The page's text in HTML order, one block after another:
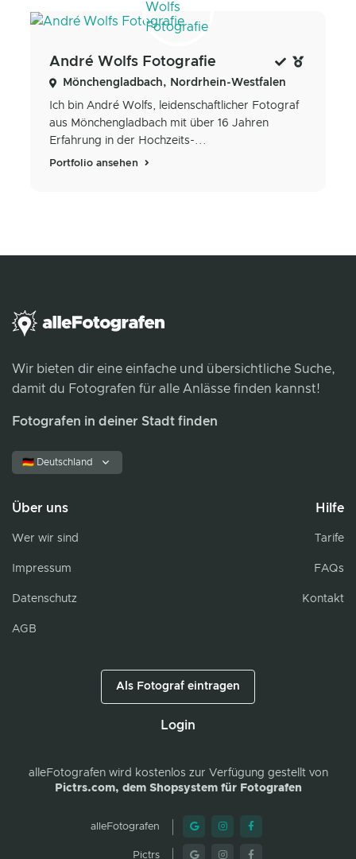
André Wolfs Fotografie
Mönchengladbach, Nordrhein-Westfalen
Ich bin André Wolfs, leidenschaftlicher Fotograf
aus Mönchengladbach mit über 16 Jahren
Erfahrung in der Hochzeits-...
Portfolio ansehen
Wir bieten dir eine einfache und übersichtliche Suche,
damit du Fotografen für alle Anlässe finden kannst!
Fotografen in deiner Stadt finden
🇩🇪 Deutschland
Über uns
Wer wir sind
Impressum
Datenschutz
AGB
Hilfe
Tarife
FAQs
Kontakt
Als Fotograf eintragen
Login
alleFotografenwird kostenlos zur Verfügung gestellt von
Pictrs.com, dem Shopsystem für Fotografen
alleFotografen
Pictrs